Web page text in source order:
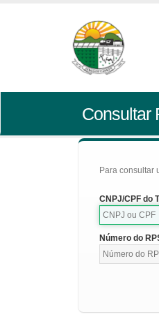
Consultar
Para consultar
CNPJ/CPF do
Número do